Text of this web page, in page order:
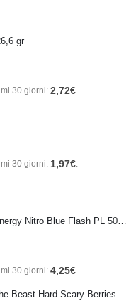
gr
30 giorni: 2,72€
30 giorni: 1,97€.
30 giorni: 4,25€
PRE-ORDER Monster The Beast Hard Scary Berries 355 ml IN ARRIVO ENTRO IL 21 SETTEMBRE